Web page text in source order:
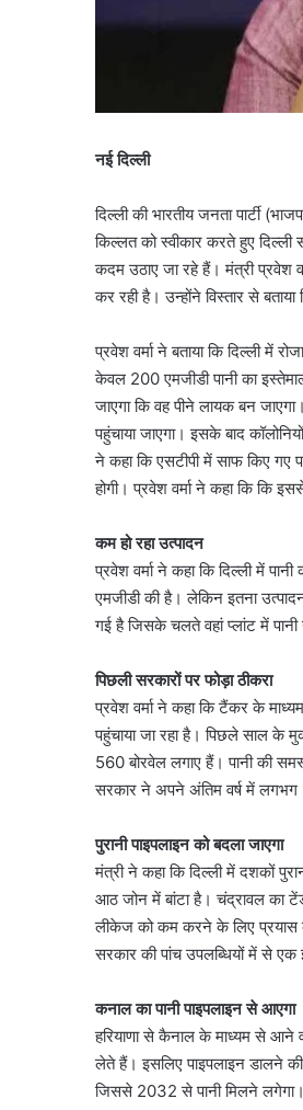
नई दिल्ली
दिल्ली की भारतीय जनता पार्टी
किल्लत को स्वीकार करते हुए दिल्ली
कदम उठाए जा रहे हैं। मंत्री प्रवेश
कर रही है। उन्होंने विस्तार से
प्रवेश वर्मा ने बताया कि दिल्ली में
केवल 200 एमजीडी पानी का
जाएगा कि वह पीने लायक बन
पहुंचाया जाएगा। इसके बाद
ने कहा कि एसटीपी में साफ किए गए
होगी। प्रवेश वर्मा ने कहा कि कि
कम हो रहा उत्पादन
प्रवेश वर्मा ने कहा कि दिल्ली में
एमजीडी की है। लेकिन इतना
गई है जिसके चलते वहां प्लांट में
पिछली सरकारों पर फोड़ा ठीकरा
प्रवेश वर्मा ने कहा कि टैंकर के माध्यम
पहुंचाया जा रहा है। पिछले साल के
560 बोरवेल लगाए हैं। पानी की
सरकार ने अपने अंतिम वर्ष में लगभग
पुरानी पाइपलाइन को बदला जाएगा
मंत्री ने कहा कि दिल्ली में दशकों
आठ जोन में बांटा है। चंद्रावल का
लीकेज को कम करने के लिए प्रयास
सरकार की पांच उपलब्धियों में से एक
कनाल का पानी पाइपलाइन से आएगा
हरियाणा से कैनाल के माध्यम से आने
लेते हैं। इसलिए पाइपलाइन डालने की
जिससे 2032 से पानी मिलने लगेगा।